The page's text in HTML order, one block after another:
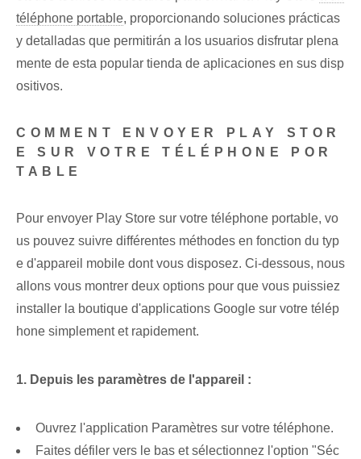
téléphone portable, proporcionando soluciones ⁢prácticas
y detalladas ​que permitirán a los usuarios disfrutar plena
mente de esta popular tienda de aplicaciones en sus disp
ositivos.
COMMENT ENVOYER PLAY STOR
E SUR VOTRE TÉLÉPHONE POR
TABLE
Pour envoyer Play Store sur votre téléphone portable, vo
us pouvez suivre différentes méthodes en fonction du typ
e d'appareil mobile dont vous disposez. Ci-dessous, nous
allons vous montrer deux options pour que vous puissiez
installer la boutique d'applications Google sur votre télép
hone simplement et rapidement.
1. Depuis les paramètres de l'appareil :
Ouvrez l'application Paramètres sur votre téléphone.
Faites défiler vers le bas et sélectionnez l'option "Séc